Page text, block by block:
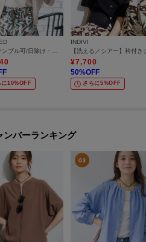
【アンサンブル可/日除け・冷房対策】シアーレーヨンZIPカーディガン
に10%OFF
INDIVI
¥7,700
50%OFF
さらに5%OFF
ンバーランキング